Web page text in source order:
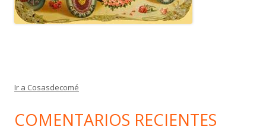
Ir a Cosasdecomé
COMENTARIOS RECIENTES